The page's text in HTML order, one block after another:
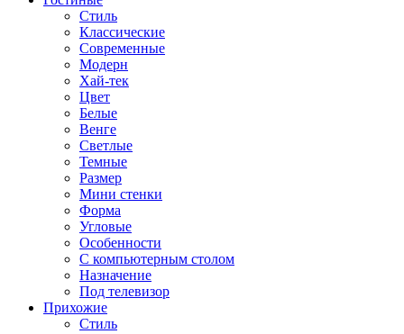
Стиль
Классические
Современные
Модерн
Хай-тек
Цвет
Белые
Венге
Светлые
Темные
Размер
Мини стенки
Форма
Угловые
Особенности
С компьютерным столом
Назначение
Под телевизор
Прихожие
Стиль